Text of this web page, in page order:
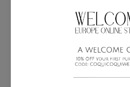
REEMBOLSO
COQUI COQUI
DEVUELTOS, SEGÚN LAS
CORREN POR CUENTA
UTILIZANDO LA TARJETA
PARA REALIZAR EL
DEVUELVE UNA PARTE